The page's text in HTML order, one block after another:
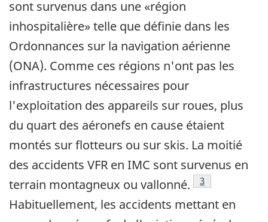
sont survenus dans une «région
inhospitalière» telle que définie dans les
Ordonnances sur la navigation aérienne
(ONA). Comme ces régions n'ont pas les
infrastructures nécessaires pour
l'exploitation des appareils sur roues, plus
du quart des aéronefs en cause étaient
montés sur flotteurs ou sur skis. La moitié
des accidents VFR en IMC sont survenus en
terrain montagneux ou vallonné.
Note de bas de
3
Habituellement, les accidents mettant en